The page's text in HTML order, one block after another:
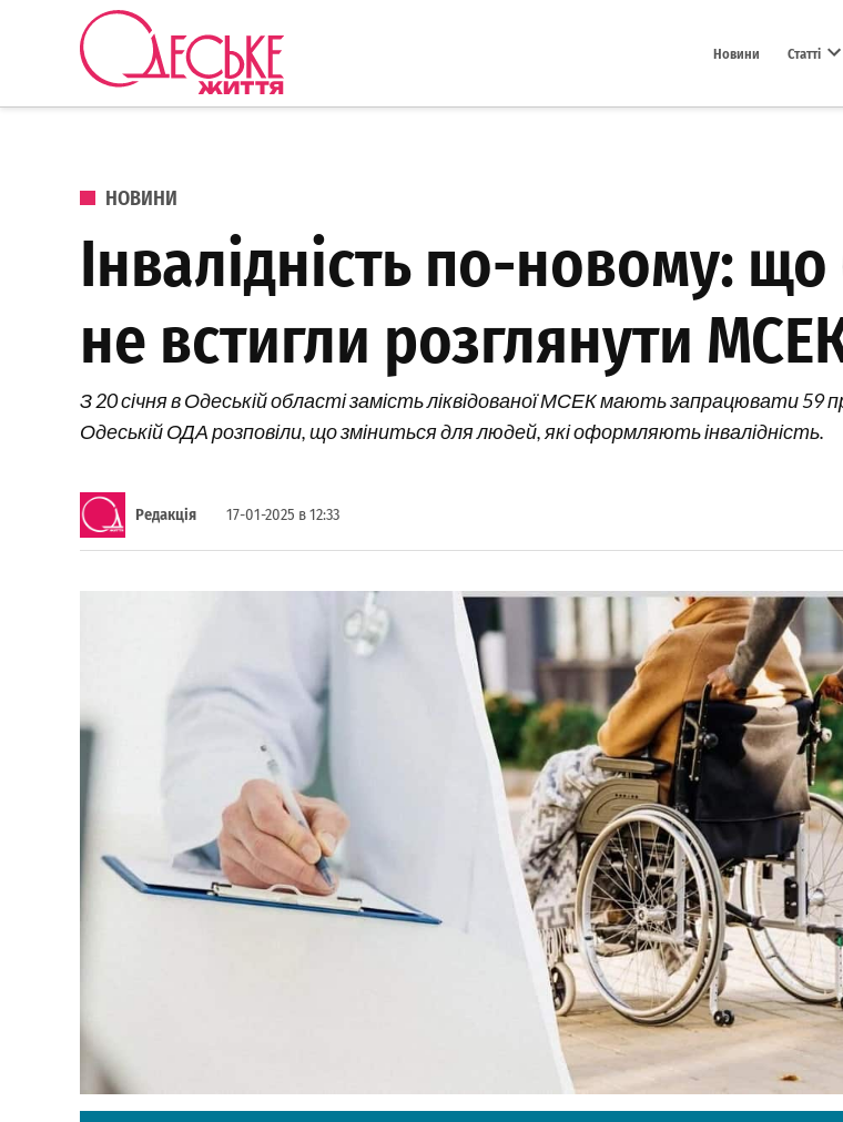
Перейти до вмісту
Новини Статті
ОПУБЛІКОВАНО В
НОВИНИ
Інвалідність по-новому:
не встигли розглянути
З 20 січня в Одеській області замість ліквідованої МСЕК мають запрацювати 59
Одеській ОДА розповіли, що зміниться для людей, які оформляють інвалідність.
Редакція 17-01-2025 в 12:33